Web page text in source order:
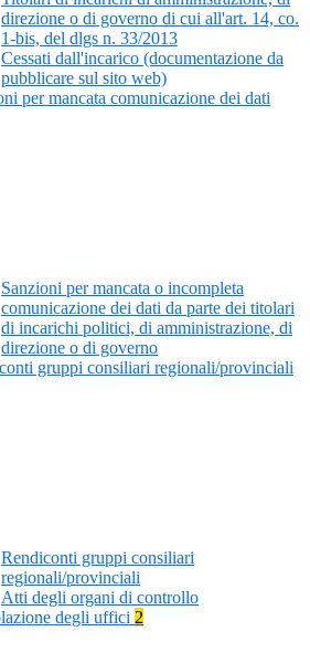
direzione o di governo di cui all'art. 14, co.
1-bis, del dlgs n. 33/2013
Cessati dall'incarico (documentazione da
pubblicare sul sito web)
per mancata comunicazione dei dati
Sanzioni per mancata o incompleta
comunicazione dei dati da parte dei titolari
di incarichi politici, di amministrazione, di
direzione o di governo
gruppi consiliari regionali/provinciali
Rendiconti gruppi consiliari
regionali/provinciali
Atti degli organi di controllo
degli uffici 2